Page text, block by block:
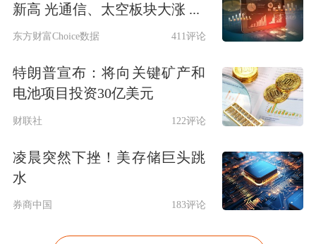
新高 光通信、太空板块大涨 ...
东方财富Choice数据 411评论
特朗普宣布：将向关键矿产和
电池项目投资30亿美元
财联社 122评论
凌晨突然下挫！美存储巨头跳
水
券商中国 183评论